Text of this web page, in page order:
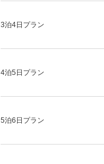
3泊4日プラン
4泊5日プラン
5泊6日プラン